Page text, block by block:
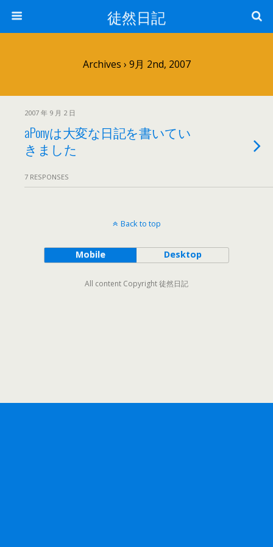
徒然日記
Archives › 9月 2nd, 2007
2007 年 9 月 2 日
aPonyは大変な日記を書いてい
きました
7 RESPONSES
Back to top
Mobile Desktop
All content Copyright 徒然日記